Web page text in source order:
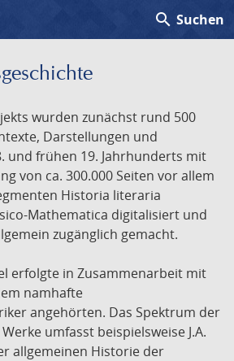
search Suchen
wurden zunächst rund 500
Darstellungen und
und frühen 19. Jahrhunderts mit
von ca. 300.000 Seiten vor allem
Historia literaria
Mathematica digitalisiert und
zugänglich gemacht.
erfolgte in Zusammenarbeit mit
namhafte
angehörten. Das Spektrum der
umfasst beispielsweise J.A.
allgemeinen Historie der